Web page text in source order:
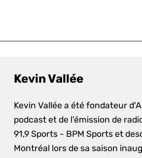
Kevin Vallée
Kevin Vallée a été fondateur
podcast et de l'émission de
91,9 Sports - BPM Sports et
Montréal lors de sa saison